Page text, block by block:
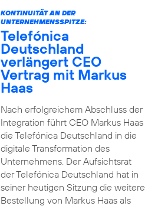
KONTINUITÄT AN DER
UNTERNEHMENSSPITZE:
Telefónica
Deutschland
verlängert CEO
Vertrag mit Markus
Haas
Nach erfolgreichem Abschluss der
Integration führt CEO Markus Haas
die Telefónica Deutschland in die
digitale Transformation des
Unternehmens. Der Aufsichtsrat
der Telefónica Deutschland hat in
seiner heutigen Sitzung die weitere
Bestellung von Markus Haas als